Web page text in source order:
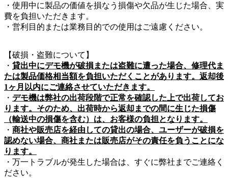
・使用中に製品の価値を損なう損傷や欠品が生じた場合、実
費を負担いただきます。
・営利目的または業務目的での使用はご遠慮ください。
【破損・盗難について】
・ 貸出中にデモ機が破損または盗難に遭った場合、修理代ま
たは製品価格相当額を負担いただくことがあります。返却後
1ヶ月以内にご連絡させていただきます。
・ デモ機は弊社の出荷段階で正常を確認した上で出荷してお
ります。そのため、出荷時から返却までの間に生じた損傷
（輸送中の損傷を含む）は、お客様の負担となります。
・ 商社や販売店を経由しての貸出の場合、ユーザーが破損を
認めない場合、商社または販売店がその責任を負うことにな
ります。
・万一トラブルが発生した場合は、すぐに弊社までご連絡く
ださい。